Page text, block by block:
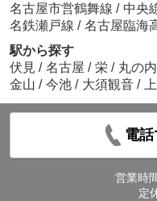
名古屋市営鶴舞線 / 中央
名鉄瀬戸線 / 名古屋臨海
駅から探す
伏見 / 名古屋 / 栄 / 丸の内
金山 / 今池 / 大須観音 /
電
営業時
定